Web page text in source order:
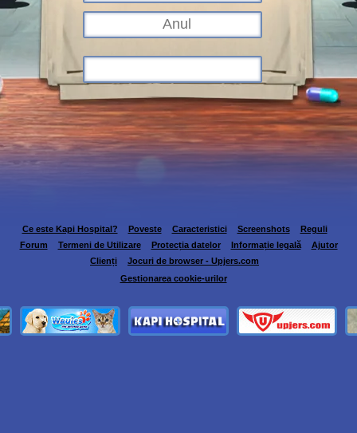
Ce este Kapi Hospital? Poveste Caracteristici Screenshots
Reguli
Forum
Termeni de Utilizare Protecția datelor Informație legală
Ajutor
Clienți
Jocuri de browser - Upjers.com
Gestionarea cookie-urilor